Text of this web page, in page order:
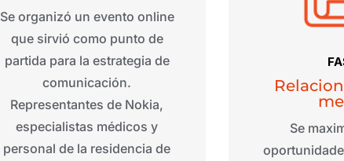
Se organizó un evento online
que sirvió como punto de
partida para la estrategia de
comunicación.
Representantes de Nokia,
especialistas médicos y
personal de la residencia de
m
Se